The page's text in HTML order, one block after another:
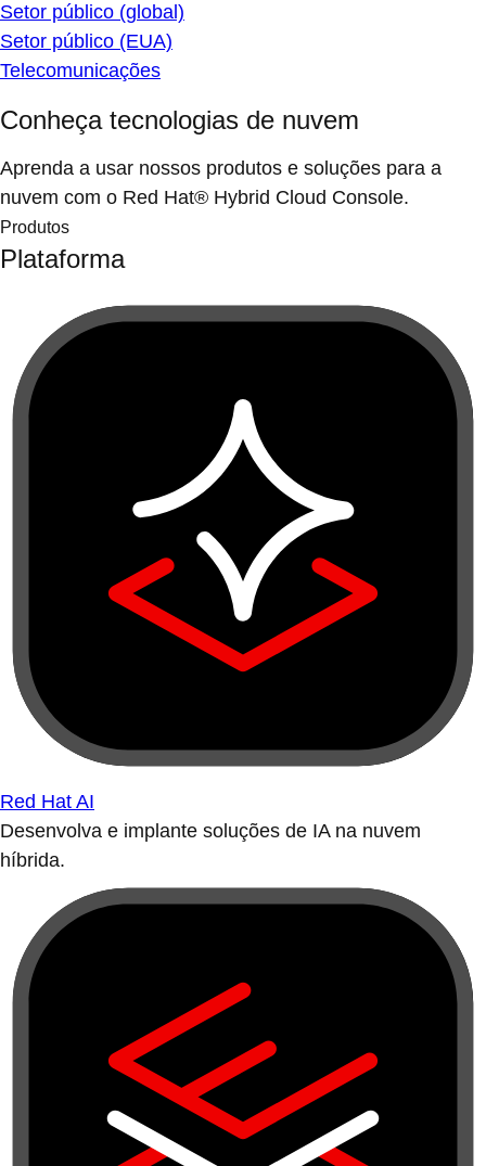
Setor público (global)
Setor público (EUA)
Telecomunicações
Conheça tecnologias de nuvem
Aprenda a usar nossos produtos e soluções para a
nuvem com o Red Hat® Hybrid Cloud Console.
Produtos
Plataforma
Red Hat AI
Desenvolva e implante soluções de IA na nuvem
híbrida.